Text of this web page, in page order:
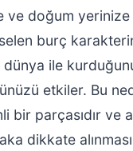
ve doğum yerinize
burç
dünya ile
etkiler. Bu
bir parçasıdır ve
dikkate